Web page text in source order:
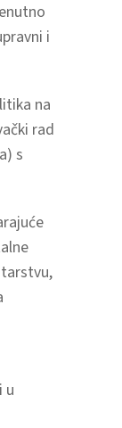
i
na
rad
s
u